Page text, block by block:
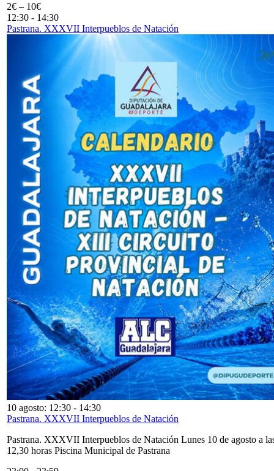
2€ – 10€
12:30 - 14:30
Pastrana. XXXVII Interpueblos de Natación
10 agosto: 12:30 - 14:30
Pastrana. XXXVII Interpueblos de Natación
Pastrana. XXXVII Interpueblos de Natación Lunes 10 de agosto a
12,30 horas Piscina Municipal de Pastrana